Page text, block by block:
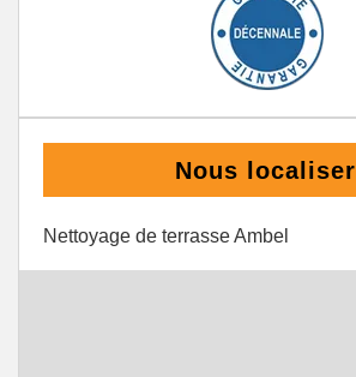
Nous localiser
Nettoyage de terrasse Ambel